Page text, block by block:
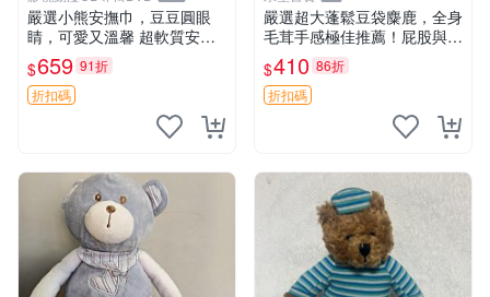
嚴選小熊安撫巾，豆豆圓眼
睛，可愛又溫馨 超軟質安撫
巾，豆豆設計，哄睡好幫手
約克豆豆眼安撫巾 數碼豆豆
眼
$659 91折
折扣碼
嚴選超大蓬鬆豆袋麋鹿，全身
毛茸手感極佳推薦！屁股與四
肢填充均勻，適合收藏與孩童
共賞。 麋鹿 豆袋 毛茸玩具
$410 86折
折扣碼